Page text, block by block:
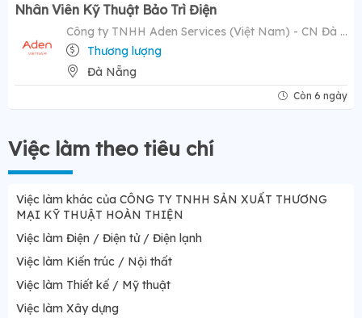
Nhân Viên Kỹ Thuật Bảo Trì Điện
Công ty TNHH Aden Services (Việt Nam) - CN Đà Nẵng
Thương lượng
Đà Nẵng
Còn 6 ngày
Việc làm theo tiêu chí
Việc làm khác của CÔNG TY TNHH SẢN XUẤT THƯƠNG
MẠI KỸ THUẬT HOÀN THIỆN
Việc làm Điện / Điện tử / Điện lạnh
Việc làm Kiến trúc / Nội thất
Việc làm Thiết kế / Mỹ thuật
Việc làm Xây dựng